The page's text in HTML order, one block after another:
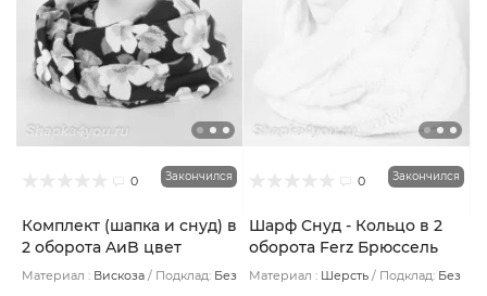
0 Закончился
Комплект (шапка и снуд) в
2 оборота AиB цвет
Синий тёмный/кремовый
Материал : Вискоза Подклад: Без
0 Закончился
Шарф Снуд - Кольцо в 2
оборота Ferz Брюссель
цвет Белый
Материал : Шерсть Подклад: Без